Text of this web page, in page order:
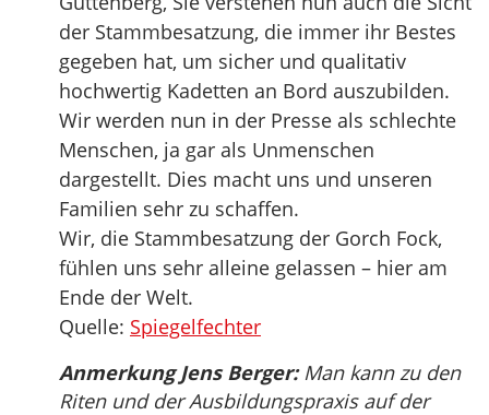
der Stammbesatzung, die immer ihr Bestes
gegeben hat, um sicher und qualitativ
hochwertig Kadetten an Bord auszubilden.
Wir werden nun in der Presse als schlechte
Menschen, ja gar als Unmenschen
dargestellt. Dies macht uns und unseren
Familien sehr zu schaffen.
Wir, die Stammbesatzung der Gorch Fock,
fühlen uns sehr alleine gelassen – hier am
Ende der Welt.
Quelle: Spiegelfechter
Anmerkung Jens Berger:Man kann zu den
Riten und der Ausbildungspraxis auf der